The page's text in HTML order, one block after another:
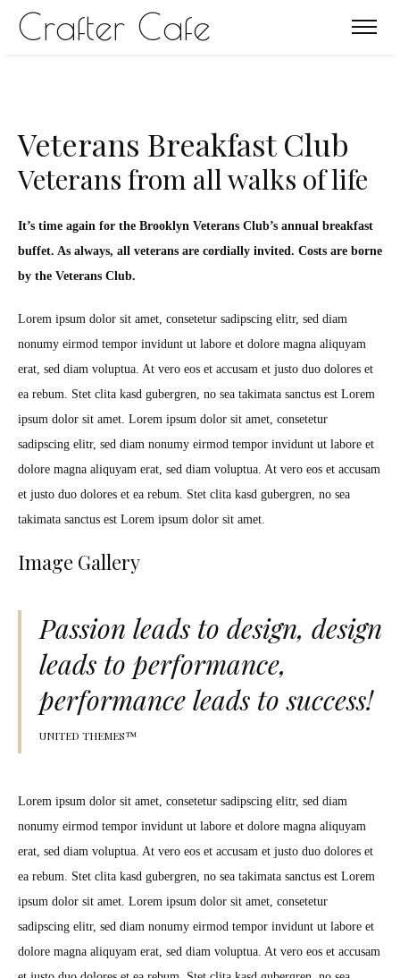
Crafter Cafe
Veterans Breakfast Club
Veterans from all walks of life
It’s time again for the Brooklyn Veterans Club’s annual breakfast
buffet. As always, all veterans are cordially invited. Costs are borne
by the Veterans Club.
Lorem ipsum dolor sit amet, consetetur sadipscing elitr, sed diam
nonumy eirmod tempor invidunt ut labore et dolore magna aliquyam
erat, sed diam voluptua. At vero eos et accusam et justo duo dolores et
ea rebum. Stet clita kasd gubergren, no sea takimata sanctus est Lorem
ipsum dolor sit amet. Lorem ipsum dolor sit amet, consetetur
sadipscing elitr, sed diam nonumy eirmod tempor invidunt ut labore et
dolore magna aliquyam erat, sed diam voluptua. At vero eos et accusam
et justo duo dolores et ea rebum. Stet clita kasd gubergren, no sea
takimata sanctus est Lorem ipsum dolor sit amet.
Image Gallery
Passion leads to design, design
leads to performance,
performance leads to success!
UNITED THEMES™
Lorem ipsum dolor sit amet, consetetur sadipscing elitr, sed diam
nonumy eirmod tempor invidunt ut labore et dolore magna aliquyam
erat, sed diam voluptua. At vero eos et accusam et justo duo dolores et
ea rebum. Stet clita kasd gubergren, no sea takimata sanctus est Lorem
ipsum dolor sit amet. Lorem ipsum dolor sit amet, consetetur
sadipscing elitr, sed diam nonumy eirmod tempor invidunt ut labore et
dolore magna aliquyam erat, sed diam voluptua. At vero eos et accusam